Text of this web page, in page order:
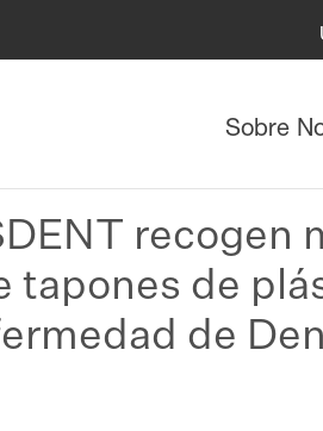
Sobre
recogen
tapones de
de